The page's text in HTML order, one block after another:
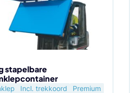
stapelbare
Incl. trekkoord
Premium